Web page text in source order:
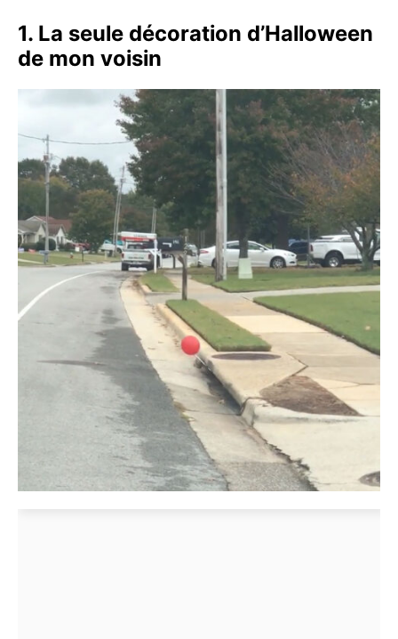
1. La seule décoration d’Halloween
de mon voisin